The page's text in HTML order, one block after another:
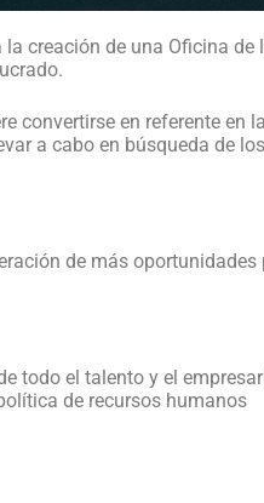
creación de una Oficina de
convertirse en referente en la
a cabo en búsqueda de los
de más oportunidades
todo el talento y el
de recursos humanos